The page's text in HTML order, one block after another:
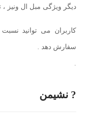
دیگر ویژگی مبل ال ونیز ،
کاربران می توانید
سفارش دهد .
.
? نشیمن